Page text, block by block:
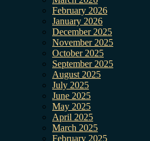
February 2026
January 2026
December 2025
November 2025
October 2025
September 2025
August 2025
July 2025
June 2025
May 2025
April 2025
March 2025
February 2025